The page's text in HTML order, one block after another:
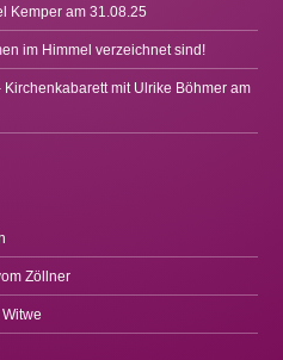
Kemper am 31.08.25
im Himmel verzeichnet sind!
mit Ulrike Böhmer am
Zöllner